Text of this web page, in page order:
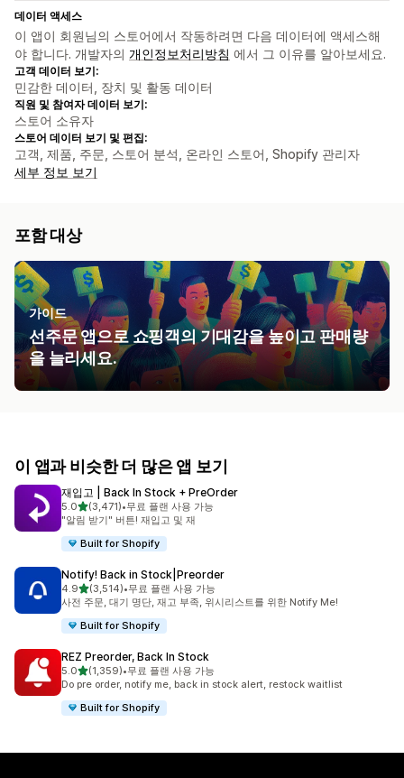
데이터 액세스
이 앱이 회원님의 스토어에서 작동하려면 다음 데이터에 액세스해
야 합니다. 개발자의 개인정보처리방침 에서 그 이유를 알아보세요.
고객 데이터 보기:
민감한 데이터, 장치 및 활동 데이터
직원 및 참여자 데이터 보기:
스토어 소유자
스토어 데이터 보기 및 편집:
고객, 제품, 주문, 스토어 분석, 온라인 스토어, Shopify 관리자
세부 정보 보기
포함 대상
가이드
선주문 앱으로 쇼핑객의 기대감을 높이고 판매량
을 늘리세요.
이 앱과 비슷한 더 많은 앱 보기
재입고 | Back In Stock + PreOrder
5.0별 5개 중
(3,471)
총 리뷰 3471개
•무료 플랜 사용 가능
"알림 받기" 버튼! 재입고 및 재
Built for Shopify
Notify! Back in Stock|Preorder
4.9별 5개 중
(3,514)
총 리뷰 3514개
•무료 플랜 사용 가능
사전 주문, 대기 명단, 재고 부족, 위시리스트를 위한 Notify Me!
Built for Shopify
REZ Preorder, Back In Stock
5.0별 5개 중
(1,359)
총 리뷰 1359개
•무료 플랜 사용 가능
Do pre order, notify me, back in stock alert, restock waitlist
Built for Shopify